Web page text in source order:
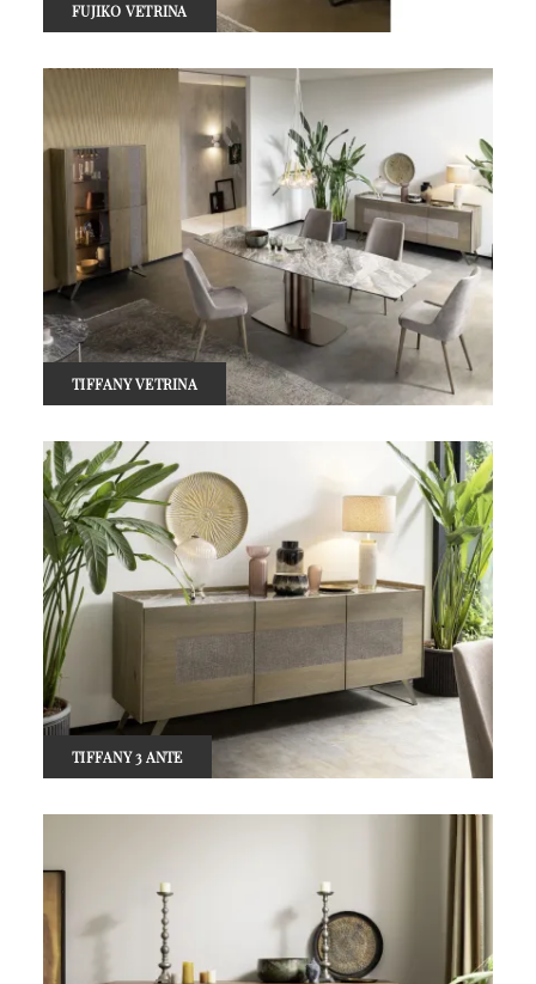
FUJIKO VETRINA
TIFFANY VETRINA
TIFFANY 3 ANTE